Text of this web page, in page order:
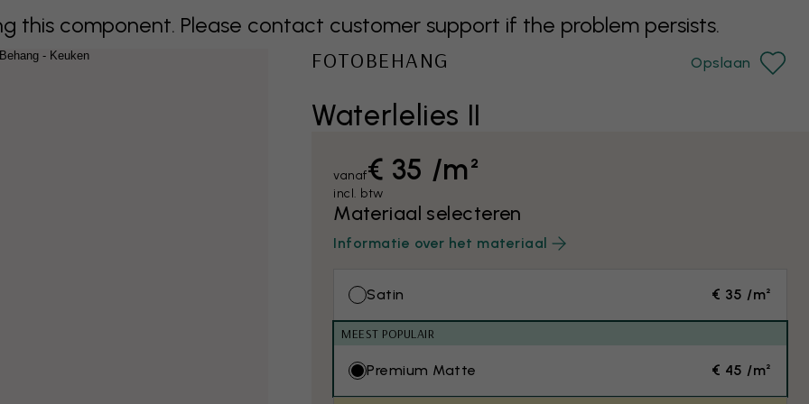
this component. Please contact customer support if the problem persists.
Waterlelies II
FOTOBEHANG Opslaan
vanaf€ 35 /m²
incl. btw
Materiaal selecteren
Informatie over het materiaal
Satin € 35 /m²
MEEST POPULAIR
Premium Matte € 45 /m²